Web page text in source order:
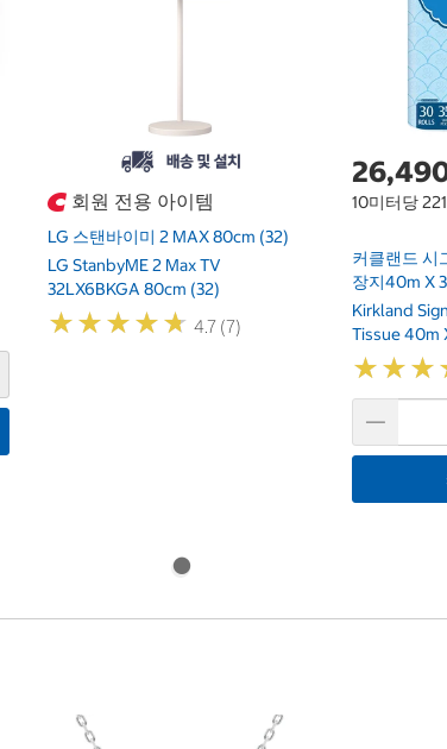
회원 전용 아이템
LG 스탠바이미 2 MAX 80cm (32)
LG StanbyME 2 Max TV
32LX6BKGA 80cm (32)
★★★★★
★★★★★ 4.7 (7)
10미터당
커클랜드 시
장지40m X
Kirkland
Tissue 40m
★★★
★★★